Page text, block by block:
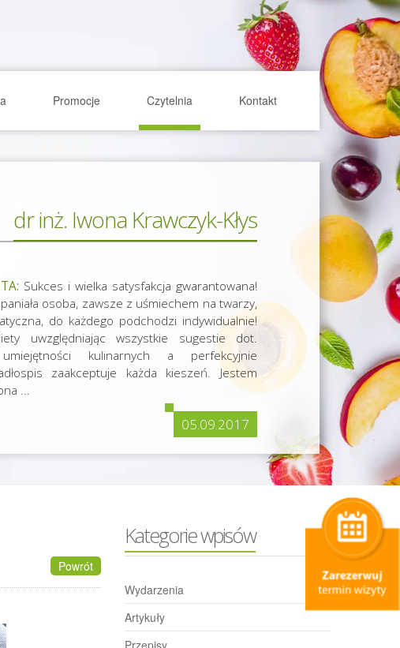
Promocje Czytelnia Kontakt
dr inż. Iwona Krawczyk-Kłys
Sukces i wielka satysfakcja gwarantowana!
osoba, zawsze z uśmiechem na twarzy,
do każdego podchodzi indywidualnie!
uwzględniając wszystkie sugestie dot.
kulinarnych a perfekcyjnie
zaakceptuje każda kieszeń. Jestem
...
05.09.2017
Powrót
Kategorie wpisów
Wydarzenia
Artykuły
Przepisy